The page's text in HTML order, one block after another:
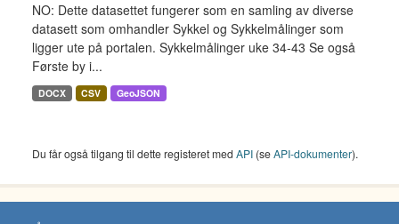
NO: Dette datasettet fungerer som en samling av diverse
datasett som omhandler Sykkel og Sykkelmålinger som
ligger ute på portalen. Sykkelmålinger uke 34-43 Se også
Første by i...
DOCX CSV GeoJSON
Du får også tilgang til dette registeret med API (seAPI-dokumenter).